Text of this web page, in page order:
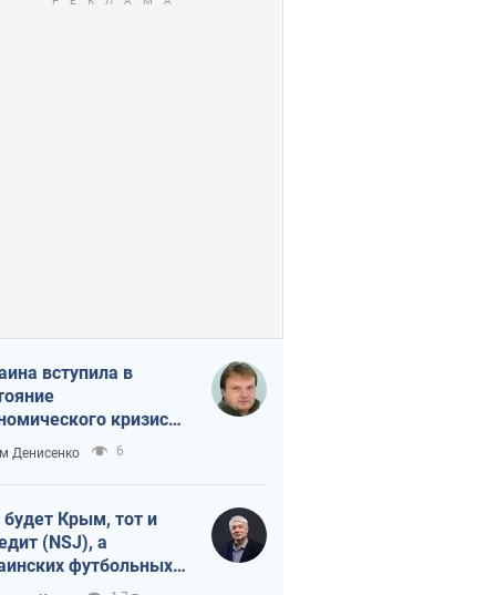
вступила в
кризиса.
ли свет в конце
Денисенко 6
будет Крым, тот и
(NSJ), а
футбольных
могут